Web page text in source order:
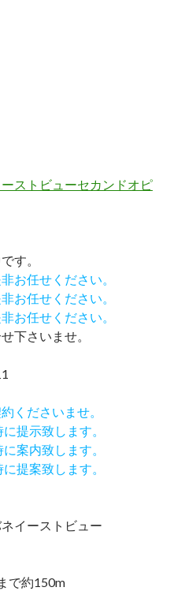
ストビューセカンドオピ
す。
お任せください。
お任せください。
お任せください。
下さいませ。
くださいませ。
提示致します。
案内致します。
提案致します。
イーストビュー
で約150m